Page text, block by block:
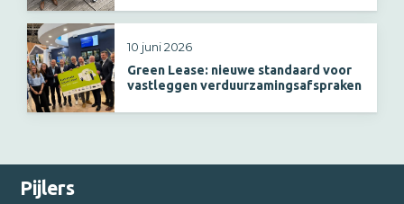
Green Lease: nieuwe standaard voor
vastleggen verduurzamingsafspraken
10 juni 2026
Pijlers